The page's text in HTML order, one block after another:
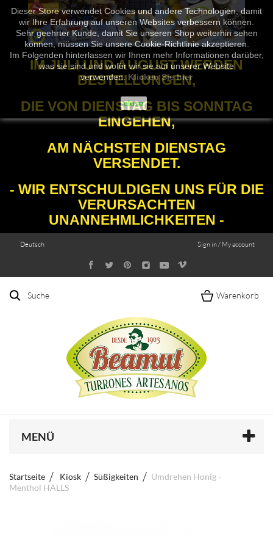
Dieser Store verwendet Cookies und andere Technologien, damit
wir Ihre Erfahrung auf unseren Websites verbessern können.
Sehr geehrter Kunde, damit Sie unseren Shop weiterhin sehen
können, müssen Sie unsere Cookie-Richtlinie akzeptieren.
Im Folgenden hinterlassen wir Ihnen mehr Informationen darüber,
was sie sind und wofür wir sie auf unserer Website
verwenden.Klicken Sie hier
close
IM JULI UND AUGUST WERDEN
BESTELLUNGEN,
DIE VON DIENSTAG BIS SONNTAG
EINGEHEN,
AM NÄCHSTEN DIENSTAG
VERSENDET.
- WIR ENTSCHULDIGEN UNS FÜR DIE
VERURSACHTEN
UNANNEHMLICHKEITEN -
Sign in / My account
Deutsch
Suche Warenkorb
MENÜ
Startseite Kiosk Süßigkeiten
Umdrehen Honig -
Menthol HALLS